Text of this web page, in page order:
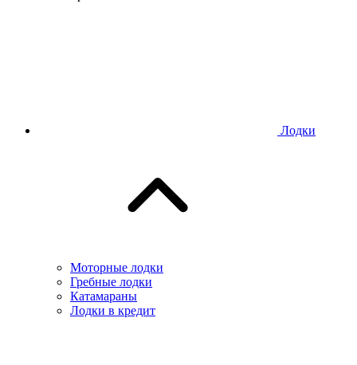
Лодки
Моторные лодки
Гребные лодки
Катамараны
Лодки в кредит